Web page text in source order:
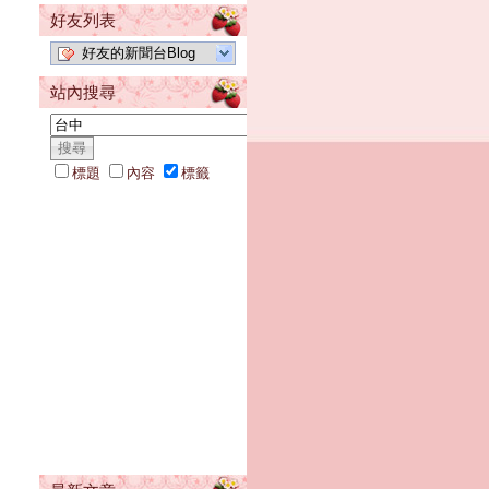
好友列表
好友的新聞台Blog
站內搜尋
標題 內容 標籤